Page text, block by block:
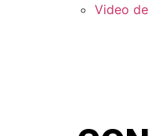
Video